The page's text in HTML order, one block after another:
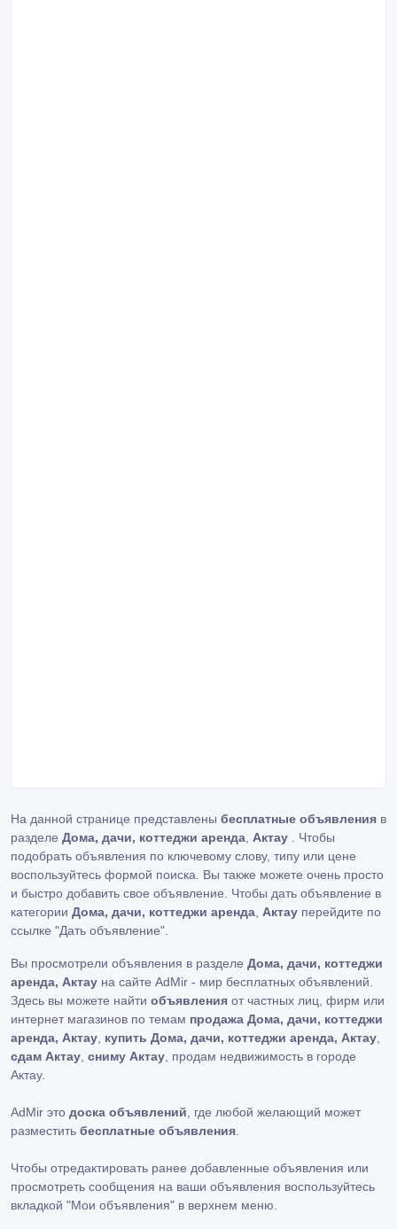
На данной странице представлены бесплатные объявления в
разделе Дома, дачи, коттеджи аренда Актау . Чтобы
подобрать объявления по ключевому слову, типу или цене
воспользуйтесь формой поиска. Вы также можете очень просто
и быстро добавить свое объявление. Чтобы дать объявление в
категории Дома, дачи, коттеджи аренда Актау перейдите по
ссылке "Дать объявление"
Вы просмотрели объявления в разделе Дома, дачи, коттеджи
аренда, Актау на сайте AdMir - мир бесплатных объявлений.
Здесь вы можете найти объявления от частных лиц, фирм или
интернет магазинов по темам продажа Дома, дачи, коттеджи
аренда, Актау купить Дома, дачи, коттеджи аренда, Актау
сдам Актау сниму Актау , продам недвижимость в городе
Актау.
AdMir это доска объявлений , где любой желающий может
разместить бесплатные объявления
Чтобы отредактировать ранее добавленные объявления или
просмотреть сообщения на ваши объявления воспользуйтесь
вкладкой "Мои объявления" в верхнем меню.